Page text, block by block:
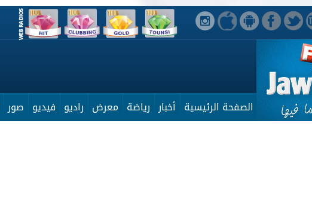
الصفحة الرئيسية أخبار رياضة معرض راديو فيديو صور